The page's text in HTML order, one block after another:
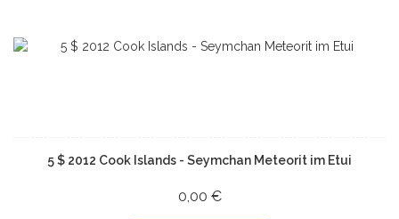
5 $ 2012 Cook Islands - Seymchan Meteorit im Etui
0,00 €